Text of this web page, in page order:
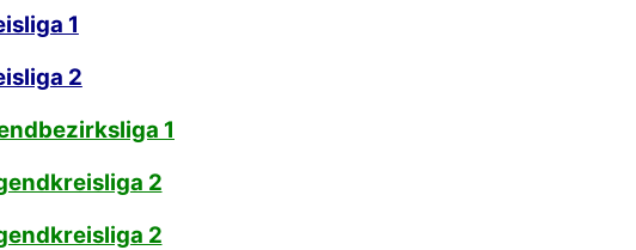
1
2
1
2
2